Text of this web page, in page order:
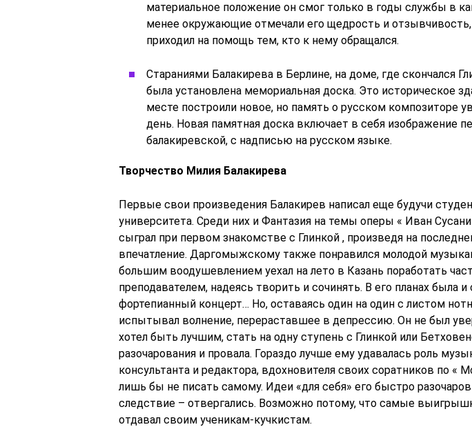
материальное положение он смог только в годы службы в
менее окружающие отмечали его щедрость и отзывчивость,
приходил на помощь тем, кто к нему обращался.
Стараниями Балакирева в Берлине, на доме, где скончался
была установлена мемориальная доска. Это историческое
месте построили новое, но память о русском композиторе
день. Новая памятная доска включает в себя изображение
балакиревской, с надписью на русском языке.
Творчество Милия Балакирева
Первые свои произведения Балакирев написал еще будучи
университета. Среди них и Фантазия на темы оперы « Иван
сыграл при первом знакомстве с Глинкой , произведя на
впечатление. Даргомыжскому также понравился молодой
большим воодушевлением уехал на лето в Казань поработать
преподавателем, надеясь творить и сочинять. В его планах была
фортепианный концерт… Но, оставаясь один на один с листом
испытывал волнение, перераставшее в депрессию. Он не был
хотел быть лучшим, стать на одну ступень с Глинкой или
разочарования и провала. Гораздо лучше ему удавалась роль
консультанта и редактора, вдохновителя своих соратников по «
лишь бы не писать самому. Идеи «для себя» его быстро
следствие – отвергались. Возможно потому, что самые
отдавал своим ученикам-кучкистам.